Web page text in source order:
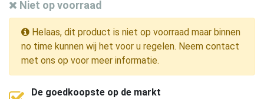
Niet op voorraad
Helaas, dit product is niet op voorraad maar binnen
no time kunnen wij het voor u regelen. Neem contact
met ons op voor meer informatie.
De goedkoopste op de markt